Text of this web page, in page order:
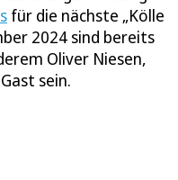
für die nächste „Kölle
2024 sind bereits
Oliver Niesen,
sein.